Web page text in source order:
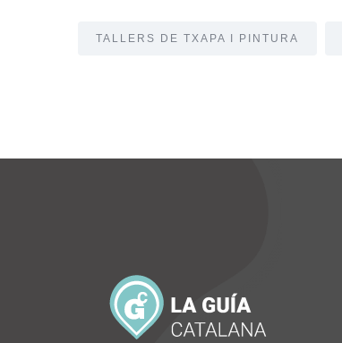
TALLERS DE TXAPA I PINTURA